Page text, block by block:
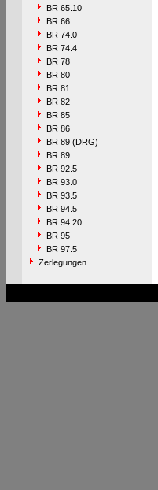
BR 65.10
BR 66
BR 74.0
BR 74.4
BR 78
BR 80
BR 81
BR 82
BR 85
BR 86
BR 89 (DRG)
BR 89
BR 92.5
BR 93.0
BR 93.5
BR 94.5
BR 94.20
BR 95
BR 97.5
Zerlegungen